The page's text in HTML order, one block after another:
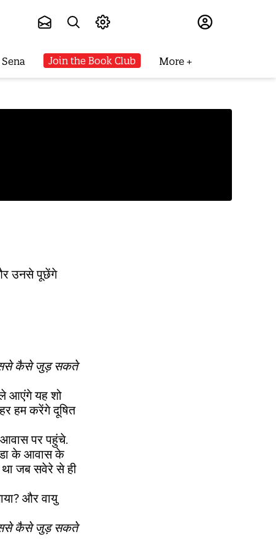
Join the Book Club More
उनसे पूछेंगे
कैसे जुड़ सकते
आएंगे यह शो
हम करेंगे दूषित
आवास पर पहुंचे.
के आवास के
जब सवेरे से ही
और वायु
कैसे जुड़ सकते